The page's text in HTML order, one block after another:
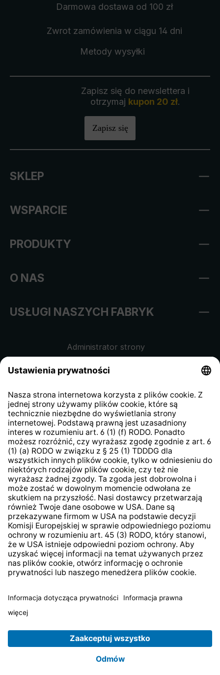
Darmowa dostawa od 100 zł
Zwrot zamówienia w ciągu 14 dni
Metody wysyłki
Zapisz się do newslettera i
otrzymaj kupon 20 zł.
Zapisz się
SKLEP
WSPARCIE
PRODUKTY
O NAS
USŁUGI NASZYCH FABRYK
Administrator strony
kontrahentów
Klauzula informacyjna strony
internetowej
Strategia podatkowa
System zgłaszania nieprawidłowości
* Wszystkie ceny zawierają podatek VAT pluskoszty
TechniSat jest firmą należącą do FundacjiLEPPER Stiftung
e.S..